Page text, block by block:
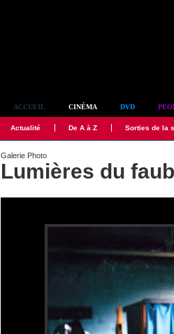
ACCUEIL CINÉMA DVD
Actualité De A à Z Sorties de la
Galerie Photo
Lumières du